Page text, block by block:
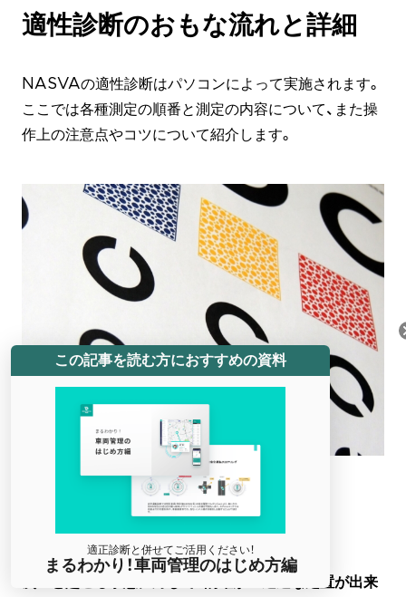
適性診断のおもな流れと詳細
NASVAの適性診断はパソコンによって実施されます。
ここでは各種測定の順番と測定の内容について、また操
作上の注意点やコツについて紹介します。
次々と起こる事態に対して、的確かつ迅速な処置が出来
この記事を読む方におすすめの資料
適正診断と併せてご活用ください！
まるわかり！車両管理のはじめ方編